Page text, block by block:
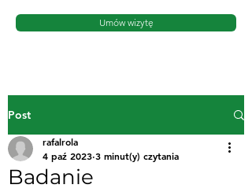
Umów wizytę
Post
Badanie
rafalrola
4 paź 2023 3 minut(y) czytania